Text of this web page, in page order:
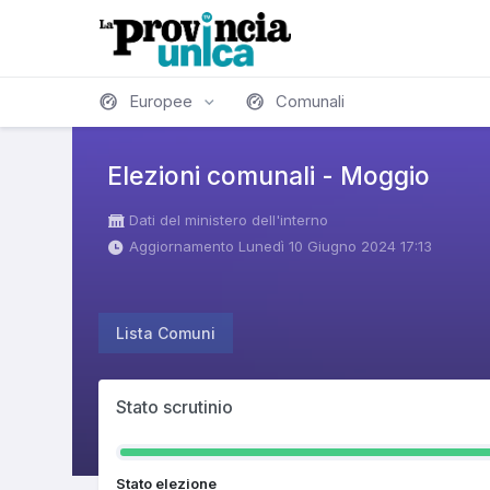
Europee Comunali
Elezioni comunali - Moggio
Dati del ministero dell'interno
Aggiornamento Lunedì 10 Giugno 2024 17:13
Lista Comuni
Stato scrutinio
Stato elezione